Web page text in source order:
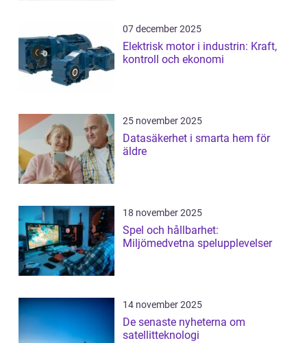
07 december 2025
Elektrisk motor i industrin: Kraft,
kontroll och ekonomi
25 november 2025
Datasäkerhet i smarta hem för
äldre
18 november 2025
Spel och hållbarhet:
Miljömedvetna spelupplevelser
14 november 2025
De senaste nyheterna om
satellitteknologi